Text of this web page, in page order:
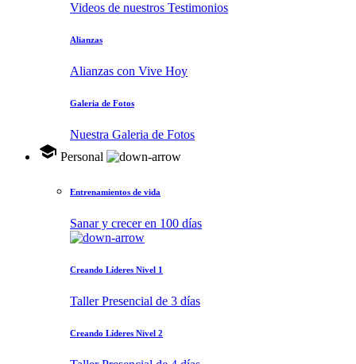
Videos de nuestros Testimonios
Alianzas
Alianzas con Vive Hoy
Galeria de Fotos
Nuestra Galeria de Fotos
school Personal
Entrenamientos de vida
Sanar y crecer en 100 días
Creando Líderes Nivel 1
Taller Presencial de 3 días
Creando Líderes Nivel 2